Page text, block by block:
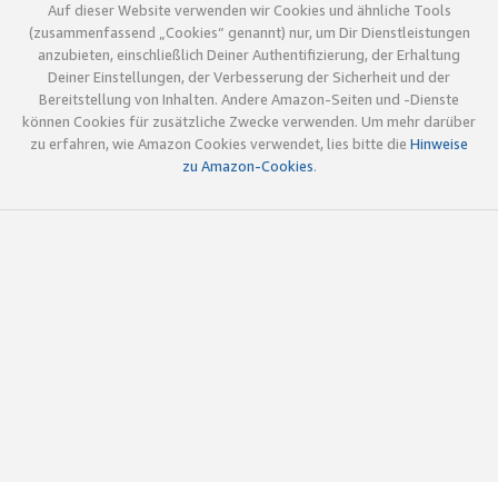
Auf dieser Website verwenden wir Cookies und ähnliche Tools
(zusammenfassend „Cookies“ genannt) nur, um Dir Dienstleistungen
anzubieten, einschließlich Deiner Authentifizierung, der Erhaltung
Deiner Einstellungen, der Verbesserung der Sicherheit und der
Bereitstellung von Inhalten. Andere Amazon-Seiten und -Dienste
können Cookies für zusätzliche Zwecke verwenden. Um mehr darüber
zu erfahren, wie Amazon Cookies verwendet, lies bitte die Hinweise
zu Amazon-Cookies.